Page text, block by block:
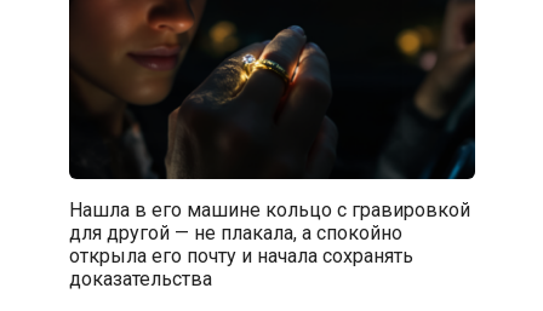
Нашла в его машине кольцо с гравировкой
для другой — не плакала, а спокойно
открыла его почту и начала сохранять
доказательства